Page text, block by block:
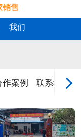
销售
我们
作案例 联系我们